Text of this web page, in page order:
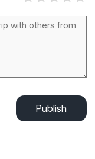
Publish